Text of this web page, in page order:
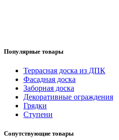
Популярные товары
Террасная доска из ДПК
Фасадная доска
Заборная доска
Декоративные ограждения
Грядки
Ступени
Сопутствующие товары